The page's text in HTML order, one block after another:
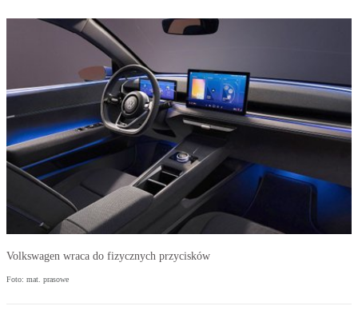
Volkswagen wraca do fizycznych przycisków
Foto: mat. prasowe